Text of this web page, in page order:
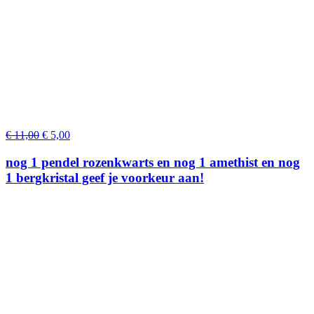
€11,00 Oorspronkelijke
was:
€ 11,00.
€ 5,00Huidige
is:
€ 5,00.
nog 1 pendel rozenkwarts en nog 1 amethist en nog
1 bergkristal geef je voorkeur aan!